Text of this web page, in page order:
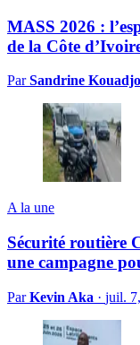
MASS 2026 :
de la Côte
ParSandrine Kouadjo
A la une
Sécurité routière
une campagne
ParKevin Aka · juil.